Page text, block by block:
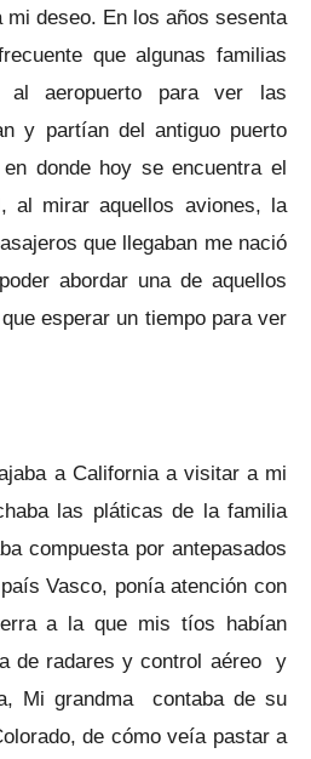
mi deseo. En los años sesenta
que algunas familias
al aeropuerto para ver las
y partían del antiguo puerto
donde hoy se encuentra el
al mirar aquellos aviones, la
que llegaban me nació
abordar una de aquellos
esperar un tiempo para ver
a California a visitar a mi
las pláticas de la familia
compuesta por antepasados
Vasco, ponía atención con
a la que mis tíos habían
de radares y control aéreo y
Mi grandma contaba de su
de cómo veía pastar a